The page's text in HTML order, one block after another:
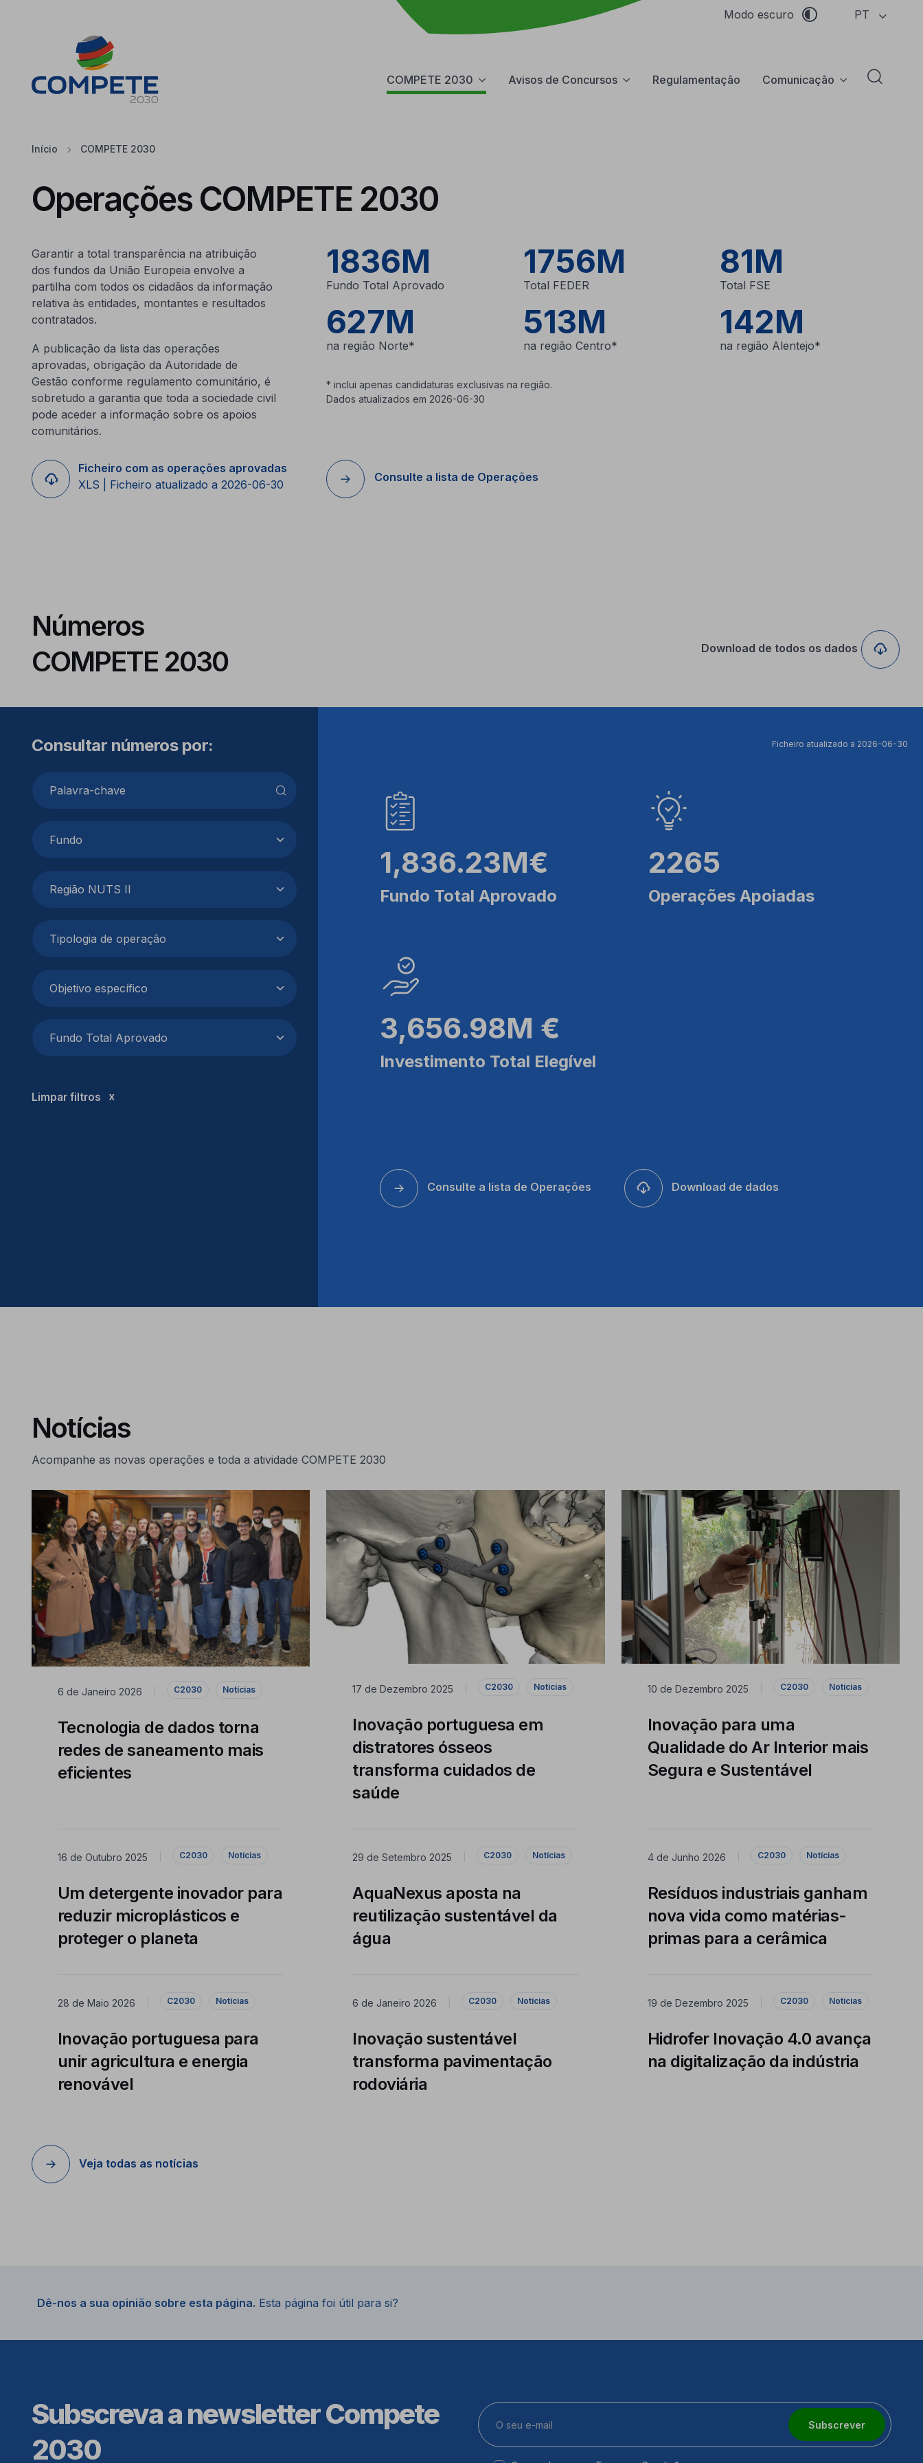
Modo escuro PT
COMPETE 2030 Avisos de Concursos Regulamentação Comunicação Abrir
Início COMPETE 2030
Operações COMPETE 2030
Garantir a total transparência na atribuição
dos fundos da União Europeia envolve a
partilha com todos os cidadãos da informação
relativa às entidades, montantes e resultados
contratados.
A publicação da lista das operações
aprovadas, obrigação da Autoridade de
Gestão conforme regulamento comunitário, é
sobretudo a garantia que toda a sociedade civil
pode aceder a informação sobre os apoios
comunitários.
1836M
Fundo Total Aprovado
1756M
Total FEDER
81M
Total FSE
627M
na região Norte*
513M
na região Centro*
142M
na região Alentejo*
* inclui apenas candidaturas exclusivas na região.
Dados atualizados em 2026-06-30
Ficheiro com as operações aprovadas
XLS | Ficheiro atualizado a 2026-06-30
Consulte a lista de Operações
Números
COMPETE 2030
Download de todos os dados
Consultar números por:
Limpar filtros
Ficheiro atualizado a 2026-06-30
1,836.23M€
Fundo Total Aprovado
2265
Operações Apoiadas
3,656.98M €
Investimento Total Elegível
Consulte a lista de Operações Download de dados
Notícias
Acompanhe as novas operações e toda a atividade COMPETE 2030
6 de Janeiro 2026 C2030 Notícias
Tecnologia de dados torna
redes de saneamento mais
eficientes
17 de Dezembro 2025 C2030 Notícias
Inovação portuguesa em
distratores ósseos
transforma cuidados de
saúde
10 de Dezembro 2025 C2030 Notícias
Inovação para uma
Qualidade do Ar Interior mais
Segura e Sustentável
16 de Outubro 2025 C2030 Notícias
Um detergente inovador para
reduzir microplásticos e
proteger o planeta
29 de Setembro 2025 C2030 Notícias
AquaNexus aposta na
reutilização sustentável da
água
4 de Junho 2026 C2030 Notícias
Resíduos industriais ganham
nova vida como matérias-
primas para a cerâmica
28 de Maio 2026 C2030 Notícias
Inovação portuguesa para
unir agricultura e energia
renovável
6 de Janeiro 2026 C2030 Notícias
Inovação sustentável
transforma pavimentação
rodoviária
19 de Dezembro 2025 C2030 Notícias
Hidrofer Inovação 4.0 avança
na digitalização da indústria
Veja todas as notícias
Dê-nos a sua opinião sobre esta página. Esta página foi útil para si?
Subscreva a newsletter Compete
2030
Subscrever